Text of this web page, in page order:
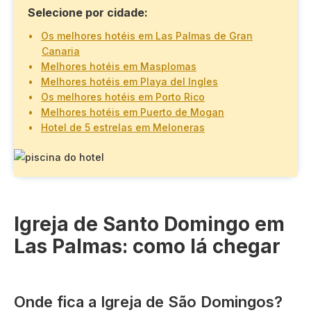
Selecione por cidade:
Os melhores hotéis em Las Palmas de Gran
Canaria
Melhores hotéis em Masplomas
Melhores hotéis em Playa del Ingles
Os melhores hotéis em Porto Rico
Melhores hotéis em Puerto de Mogan
Hotel de 5 estrelas em Meloneras
Igreja de Santo Domingo em
Las Palmas: como lá chegar
Onde fica a Igreja de São Domingos?